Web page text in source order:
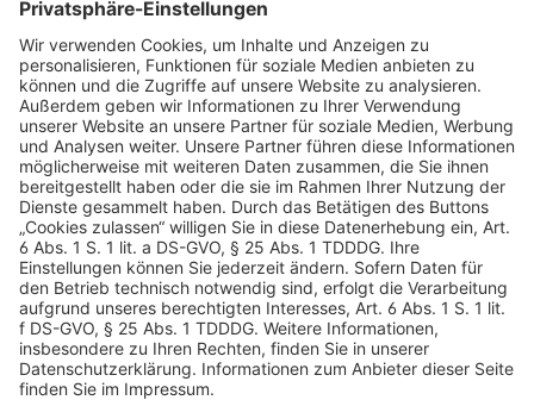
AGB Datenschutz
Impressum
Sicherheitshinweis
Compliance